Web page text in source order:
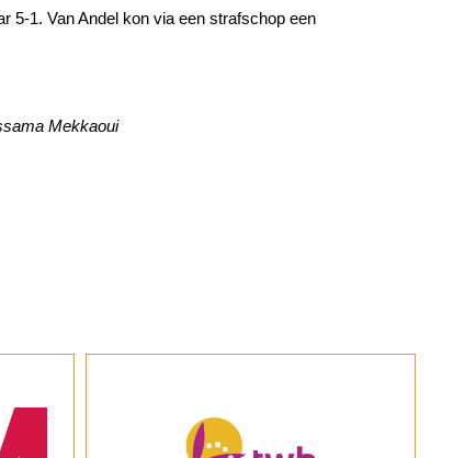
5-1. Van Andel kon via een strafschop een
Mekkaoui